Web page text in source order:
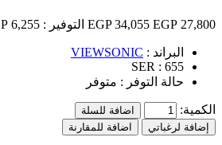
27,800 EGP
34,055 EGP التوفير : 6,255 EGP
البراند : VIEWSONIC
SER : 655
حالة التوفر : متوفر
الكمية:
اضافة للسلة
إضافة لرغباتي
اضافة للمقارنة